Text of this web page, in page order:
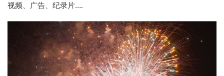
视频、广告、纪录片….